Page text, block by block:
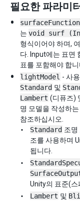
필요한 파라미
surfaceFunction
는 void surf
형식이어야 하며,
다. Input에는 표면
표를 포함해야 합니
lightModel - 사
Standard 및
Lambert (디퓨즈)
명 모델을 작성하
참조하십시오.
Standard 조명
조를 사용하며
됩니다.
Unity의 표준(스
Lambert 및